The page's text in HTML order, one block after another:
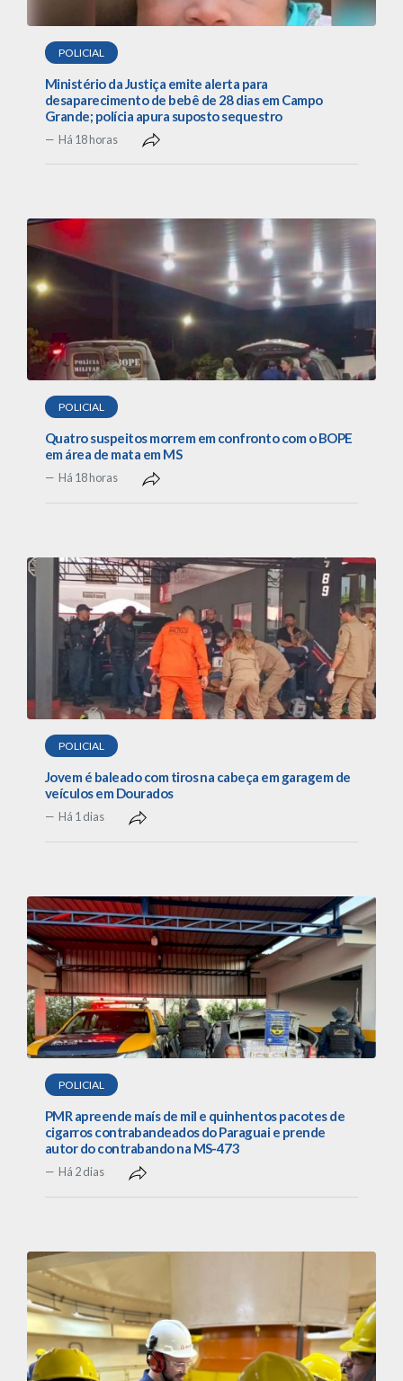
POLICIAL
Ministério da Justiça emite alerta para
desaparecimento de bebê de 28 dias em Campo
Grande; polícia apura suposto sequestro
Há 18 horas
POLICIAL
Quatro suspeitos morrem em confronto com o BOPE
em área de mata em MS
Há 18 horas
POLICIAL
Jovem é baleado com tiros na cabeça em garagem de
veículos em Dourados
Há 1 dias
POLICIAL
PMR apreende maís de mil e quinhentos pacotes de
cigarros contrabandeados do Paraguai e prende
autor do contrabando na MS-473
Há 2 dias